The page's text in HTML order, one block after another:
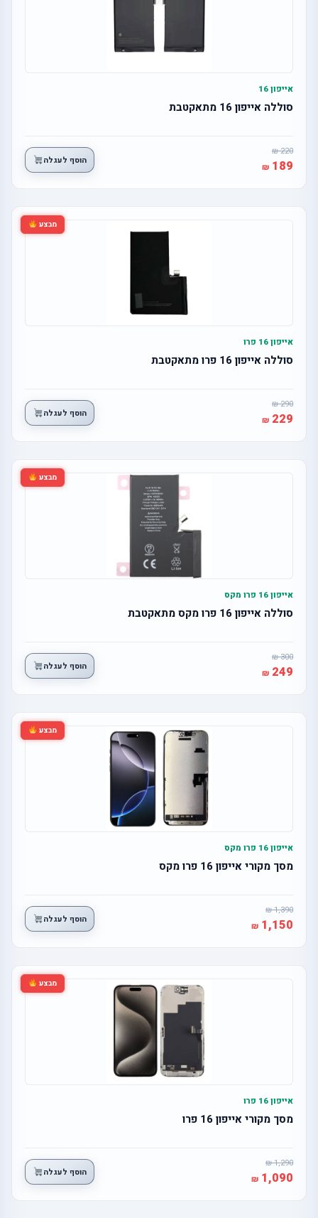
אייפון 16
סוללה אייפון 16 מתאקטבת
220
189 הוסף לעגלה
מבצע
אייפון 16 פרו
סוללה אייפון 16 פרו מתאקטבת
290
229 הוסף לעגלה
מבצע
אייפון 16 פרו מקס
סוללה אייפון 16 פרו מקס מתאקטבת
300
249 הוסף לעגלה
מבצע
אייפון 16 פרו מקס
מסך מקורי אייפון 16 פרו מקס
1,390
1,150 הוסף לעגלה
מבצע
אייפון 16 פרו
מסך מקורי אייפון 16 פרו
1,290
1,090 הוסף לעגלה